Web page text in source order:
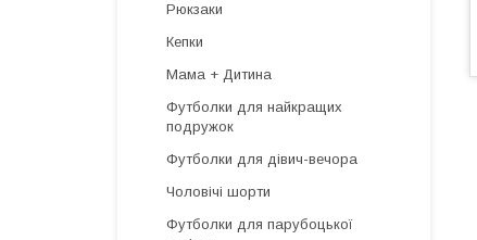
Рюкзаки
Кепки
Мама + Дитина
Футболки для найкращих
подружок
Футболки для дівич-вечора
Чоловічі шорти
Футболки для парубоцької